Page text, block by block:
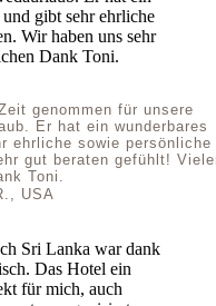
genommen für unsere
Er hat ein wunderbares
ehrliche sowie persönliche
gut beraten gefühlt!
Toni.
USA